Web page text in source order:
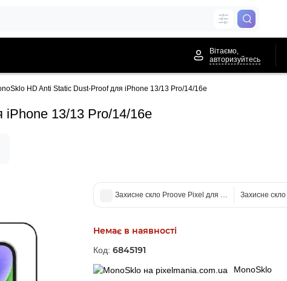
Вітаємо,
авторизуйтесь
HD Anti Static Dust-Proof для iPhone 13/13 Pro/14/16e
iPhone 13/13 Pro/14/16e
Захисне скло Proove Pixel для iPhone 14 Pro
Захисне
Немає в наявності
Код: 6845191
MonoSklo